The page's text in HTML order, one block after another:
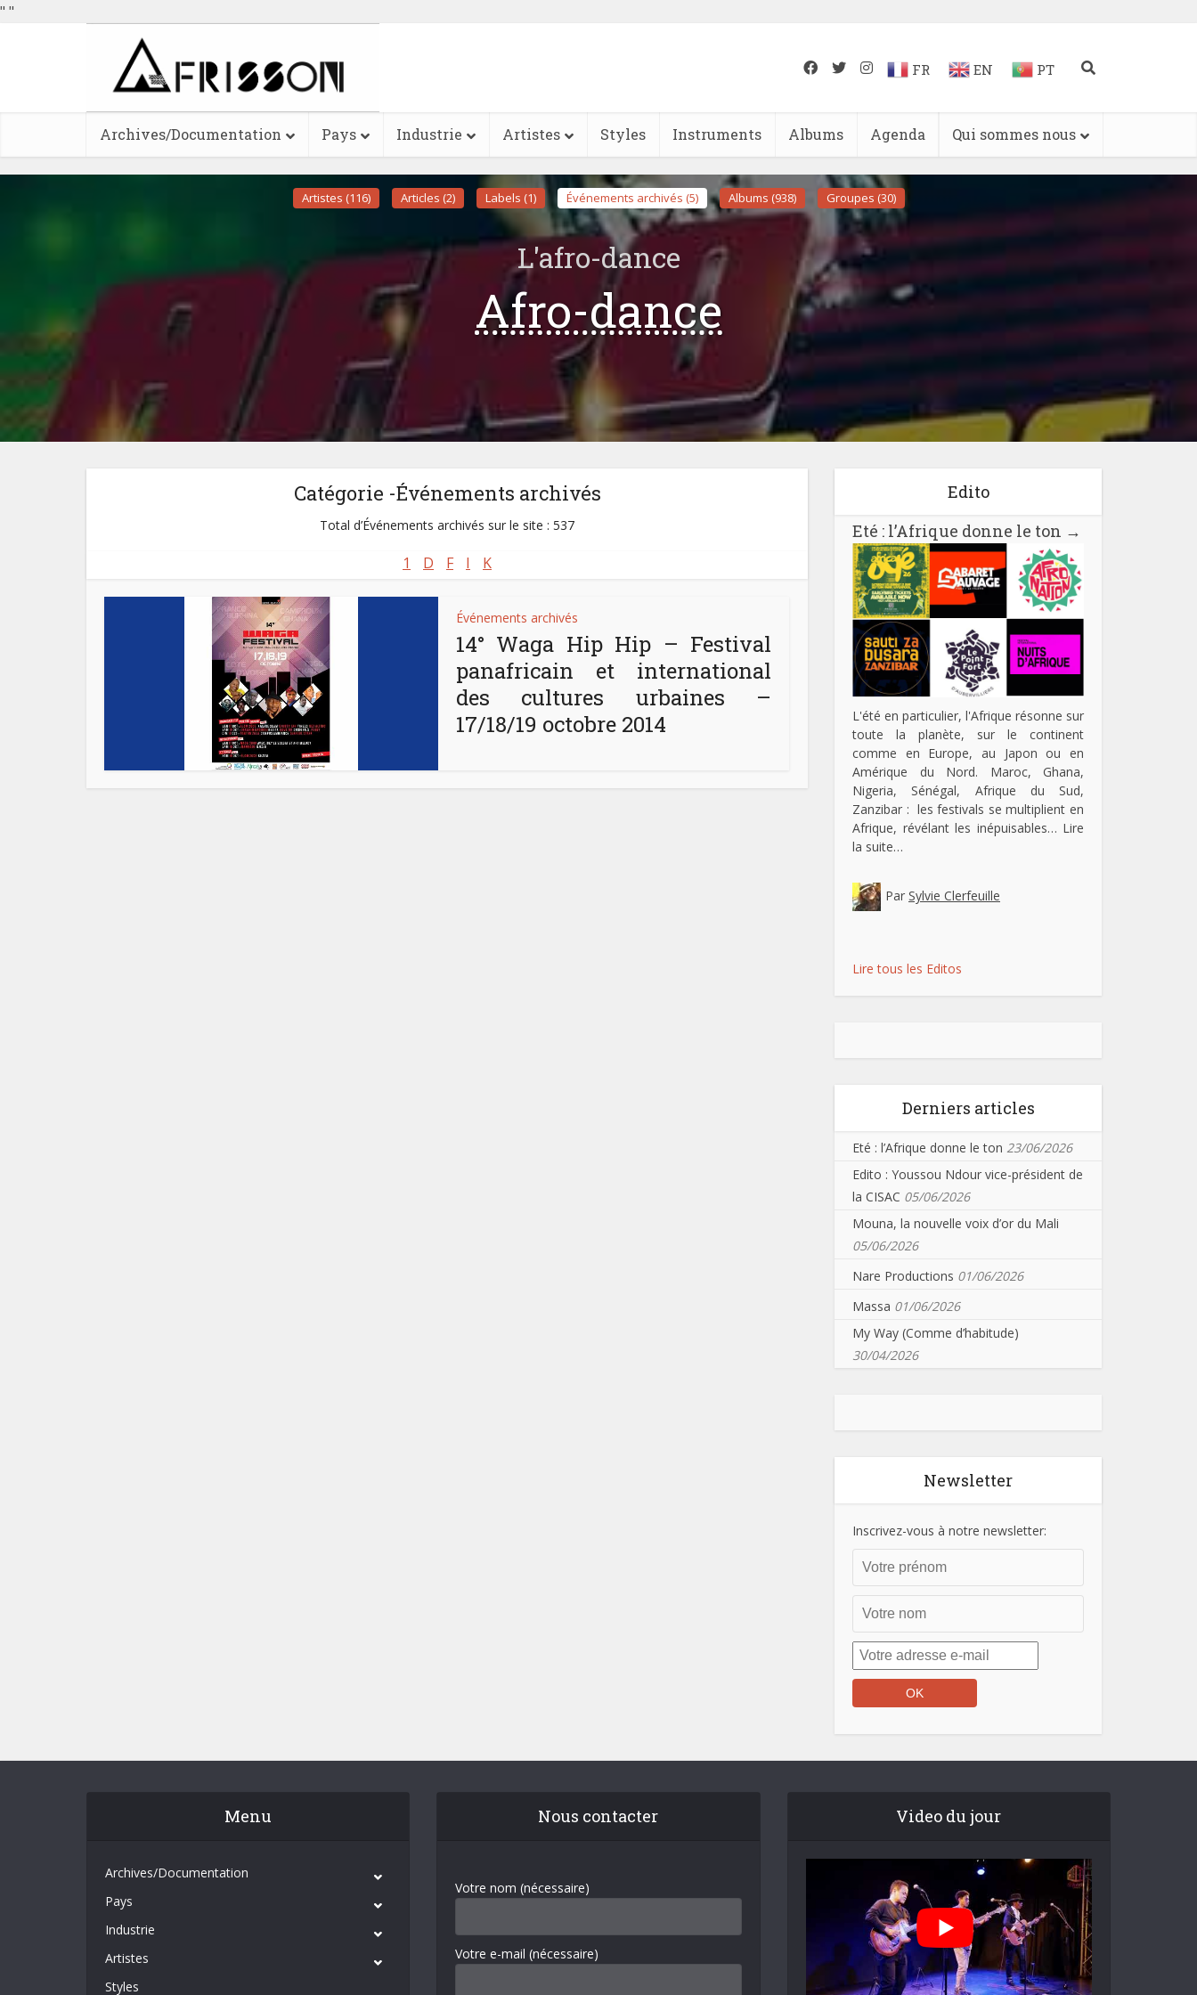
" "
FR EN PT
Archives/Documentation Pays Industrie Artistes Styles Instruments Albums Agenda Qui sommes nous
Artistes (116) Articles (2) Labels (1) Événements archivés (5) Albums (938) Groupes (30)
L'afro-dance
Afro-dance
Catégorie -Événements archivés
Total d’Événements archivés sur le site : 537
1 D F I K
Événements archivés
14° Waga Hip Hip – Festival
panafricain et international
des cultures urbaines –
17/18/19 octobre 2014
Edito
Eté : l’Afrique donne le ton →
L'été en particulier, l'Afrique résonne sur
toute la planète, sur le continent
comme en Europe, au Japon ou en
Amérique du Nord. Maroc, Ghana,
Nigeria, Sénégal, Afrique du Sud,
Zanzibar : les festivals se multiplient en
Afrique, révélant les inépuisables… Lire
la suite…
Par Sylvie Clerfeuille
Lire tous les Editos
Derniers articles
Eté : l’Afrique donne le ton 23/06/2026
Edito : Youssou Ndour vice-président de
la CISAC 05/06/2026
Mouna, la nouvelle voix d’or du Mali
05/06/2026
Nare Productions 01/06/2026
Massa 01/06/2026
My Way (Comme d’habitude)
30/04/2026
Newsletter
Inscrivez-vous à notre newsletter:
Menu
Archives/Documentation
Pays
Industrie
Artistes
Styles
Nous contacter
Votre nom (nécessaire)
Votre e-mail (nécessaire)
Video du jour